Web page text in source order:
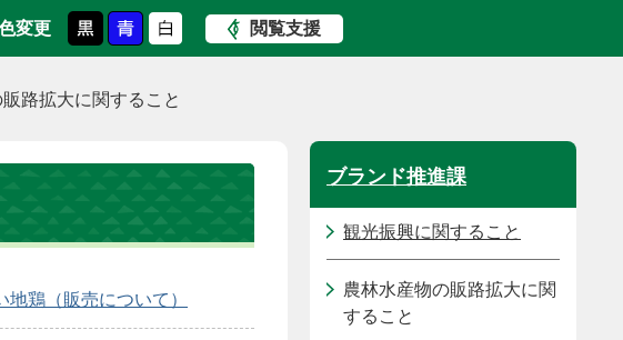
変更 閲覧支援
路拡大に関すること
地鶏（販売について）
ブランド推進課
観光振興に関すること
農林水産物の販路拡大に関
すること